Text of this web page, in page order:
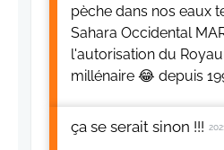
pèche dans nos eaux
Sahara Occidental
l'autorisation du
millénaire 😂 depuis
ça se serait sinon !!!